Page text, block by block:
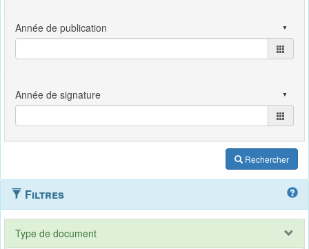
Rechercher
Filtres
Type de document